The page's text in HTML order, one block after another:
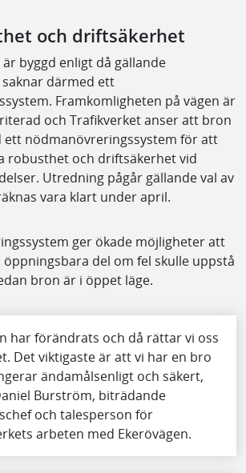
och driftsäkerhet
byggd enligt då gällande
därmed ett
Framkomligheten på vägen är
och Trafikverket anser att bron
ett nödmanövreringssystem för att
robusthet och driftsäkerhet vid
Utredning pågår gällande val av
vara klart under april.
ger ökade möjligheter att
del om fel skulle uppstå
bron är i öppet läge.
har förändrats och då rättar vi oss
Det viktigaste är att vi har en bro
ändamålsenligt och säkert,
Burström, biträdande
och talesperson för
arbeten med Ekerövägen.